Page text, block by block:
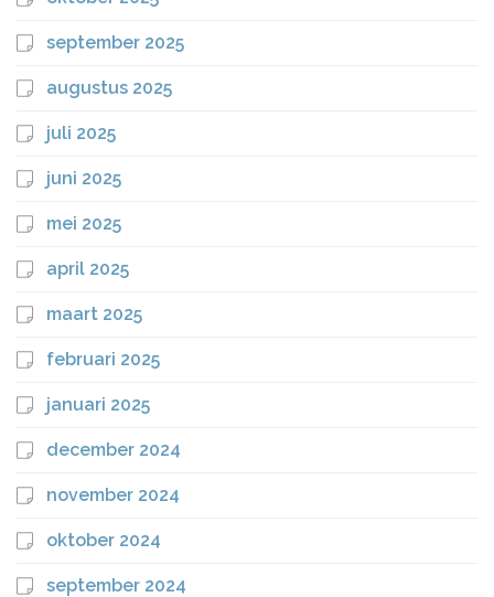
september 2025
augustus 2025
juli 2025
juni 2025
mei 2025
april 2025
maart 2025
februari 2025
januari 2025
december 2024
november 2024
oktober 2024
september 2024